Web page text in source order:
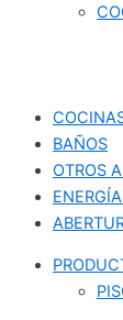
BAÑOS
OTROS